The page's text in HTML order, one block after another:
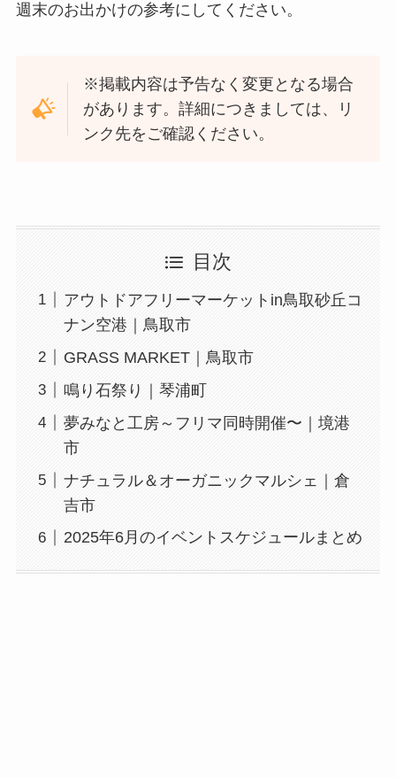
週末のお出かけの参考にしてください。
※掲載内容は予告なく変更となる場合
があります。詳細につきましては、リ
ンク先をご確認ください。
目次
アウトドアフリーマーケットin鳥取砂丘コ
ナン空港｜鳥取市
GRASS MARKET｜鳥取市
鳴り石祭り｜琴浦町
夢みなと工房～フリマ同時開催〜｜境港
市
ナチュラル＆オーガニックマルシェ｜倉
吉市
2025年6月のイベントスケジュールまとめ